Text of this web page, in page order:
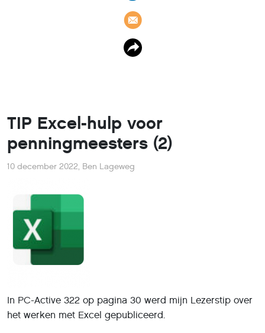
TIP Excel-hulp voor
penningmeesters (2)
10 december 2022, Ben Lageweg
In PC-Active 322 op pagina 30 werd mijn Lezerstip over
het werken met Excel gepubliceerd.